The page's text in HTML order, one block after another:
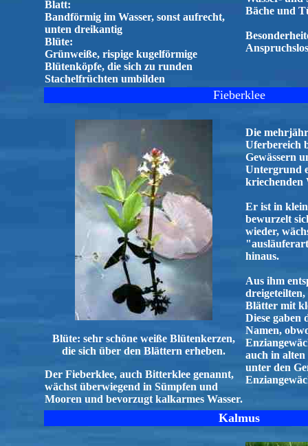
Blatt:
Bandförmig im Wasser, sonst aufrecht,
unten dreikantig
Blüte:
Grünweiße, rispige kugelförmige
Blütenköpfe, die sich zu runden
Stachelfrüchten umbilden
Bäche und
Anspruchslos
Fieberklee
Blüte: sehr schöne weiße Blütenkerzen,
die sich über den Blättern erheben.
Der Fieberklee, auch Bitterklee genannt,
wächst überwiegend in Sümpfen und
Mooren und bevorzugt kalkarmes Wasser.
Die
Uferbereich
Gewässern
Untergrund
kriechenden
Er ist in
bewurzelt
wieder,
hinaus.
Aus ihm
Blätter mit
Diese gaben
Namen,
auch in
unter den
Kalmus